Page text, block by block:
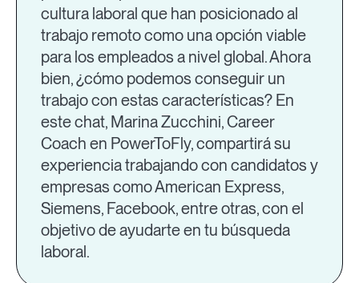
cultura laboral que han posicionado al
trabajo remoto como una opción viable
para los empleados a nivel global. Ahora
bien, ¿cómo podemos conseguir un
trabajo con estas características? En
este chat, Marina Zucchini, Career
Coach en PowerToFly, compartirá su
experiencia trabajando con candidatos y
empresas como American Express,
Siemens, Facebook, entre otras, con el
objetivo de ayudarte en tu búsqueda
laboral.